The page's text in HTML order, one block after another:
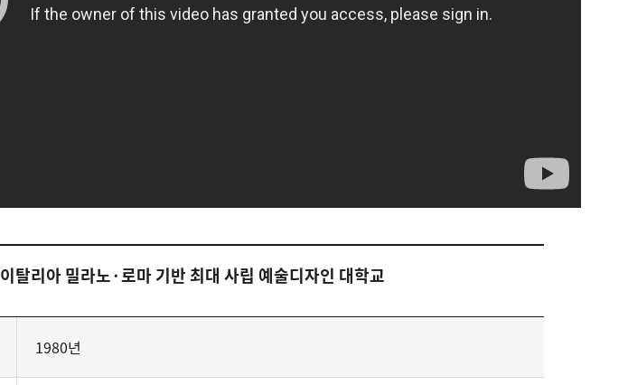
이탈리아 밀라노·로마 기반 최대 사립 예술디자인 대학교
1980년